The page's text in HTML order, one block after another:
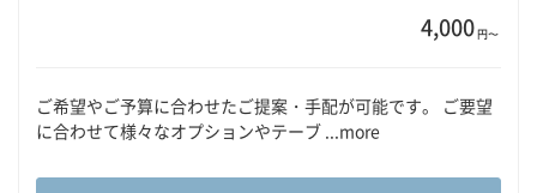
4,000円〜
ご希望やご予算に合わせたご提案・手配が可能です。 ご要望
に合わせて様々なオプションやテーブ ...more